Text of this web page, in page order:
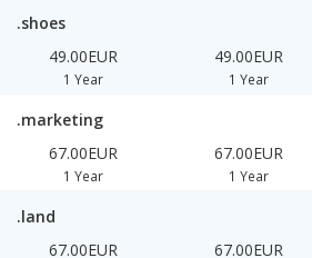
.shoes
49.00EUR
1 Year
49.00EUR
1 Year
.marketing
67.00EUR
1 Year
67.00EUR
1 Year
.land
67.00EUR
67.00EUR